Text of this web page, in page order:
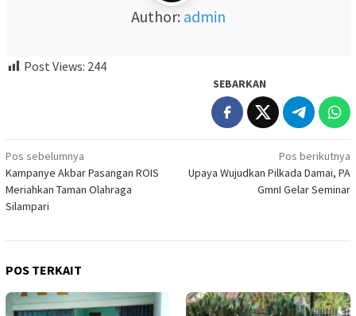
Author: admin
Post Views: 244
SEBARKAN
Navigasi
pos
Pos sebelumnya
Kampanye Akbar Pasangan ROIS
Meriahkan Taman Olahraga
Silampari
Pos berikutnya
Upaya Wujudkan Pilkada Damai, PA
GmnI Gelar Seminar
POS TERKAIT